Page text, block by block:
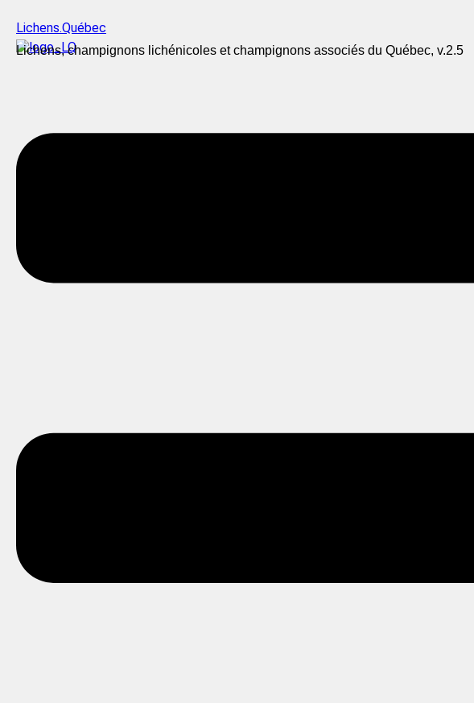
Lichens.Québec
Lichens, champignons lichénicoles et champignons associés du Québec, v.2.5